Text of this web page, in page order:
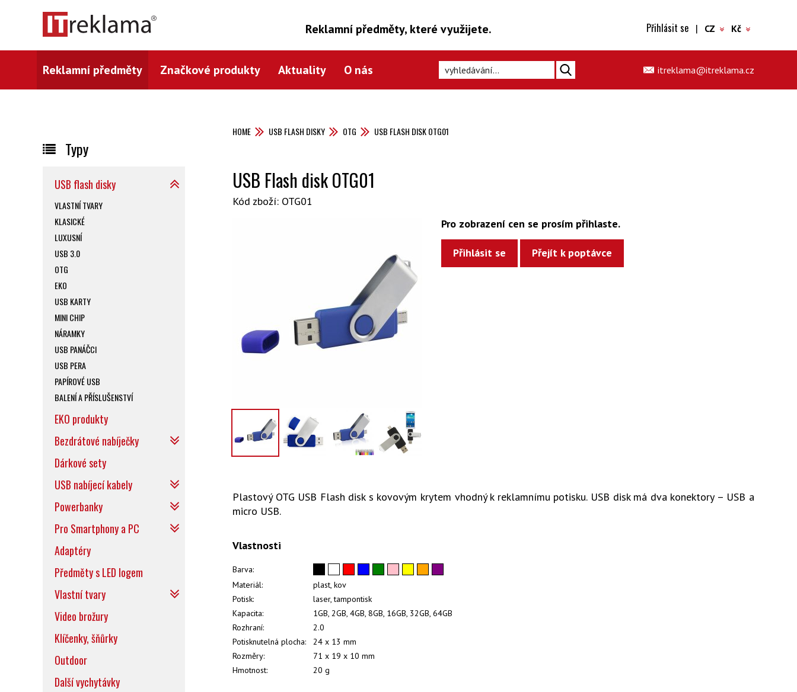
Reklamní předměty, které využijete. Přihlásit se | CZ Kč
Reklamní předměty Značkové produkty Aktuality O nás itreklama@itreklama.cz
HOME USB FLASH DISKY OTG USB FLASH DISK OTG01
USB Flash disk OTG01
Kód zboží: OTG01
Pro zobrazení cen se prosím přihlaste.
Přihlásit se Přejít k poptávce
Plastový OTG USB Flash disk s kovovým krytem vhodný k reklamnímu potisku. USB disk má dva konektory – USB a
micro USB.
Vlastnosti
Barva:
Materiál:
plast, kov
Potisk:
laser, tampontisk
Kapacita:
1GB, 2GB, 4GB, 8GB, 16GB, 32GB, 64GB
Rozhraní:
2.0
Potisknutelná plocha:
24 x 13 mm
Rozměry:
71 x 19 x 10 mm
Hmotnost:
20 g
Typy
USB flash disky
VLASTNÍ TVARY
KLASICKÉ
LUXUSNÍ
USB 3.0
OTG
EKO
USB KARTY
MINI CHIP
NÁRAMKY
USB PANÁČCI
USB PERA
PAPÍROVÉ USB
BALENÍ A PŘÍSLUŠENSTVÍ
EKO produkty
Bezdrátové nabíječky
Dárkové sety
USB nabíjecí kabely
Powerbanky
Pro Smartphony a PC
Adaptéry
Předměty s LED logem
Vlastní tvary
Video brožury
Klíčenky, šňůrky
Outdoor
Další vychytávky